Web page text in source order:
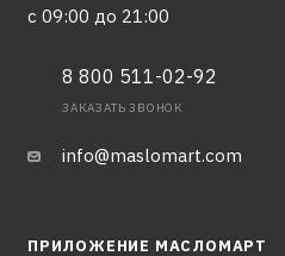
с 09:00 до 21:00
8 800 511-02-92
ЗАКАЗАТЬ ЗВОНОК
info@maslomart.com
ПРИЛОЖЕНИЕ МАСЛОМАРТ